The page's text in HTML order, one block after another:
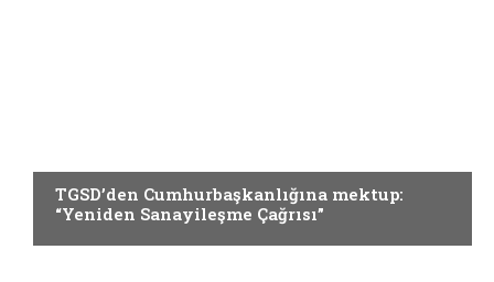
TGSD’den Cumhurbaşkanlığına mektup:
“Yeniden Sanayileşme Çağrısı”